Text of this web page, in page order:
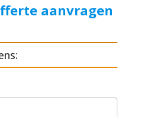
aanvragen